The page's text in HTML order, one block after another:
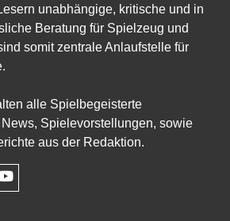
unabhängige, kritische und in
Beratung für Spielzeug und
somit zentrale Anlaufstelle für
alle Spielbegeisterte
Spielevorstellungen, sowie
aus der Redaktion.